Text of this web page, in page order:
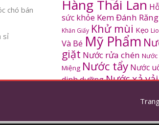
chó bán
sỉ
Hàng Thái Lan
sức khỏe Kem Đánh Răng
Khăn Giấy Khử mùi Kẹo
Và Bé Mỹ Phẩm
giặt Nước rửa chén Nước
Miệng Nước tẩy Nước
dinh dưỡngNước xả vải
Sâm Hàn Quốc